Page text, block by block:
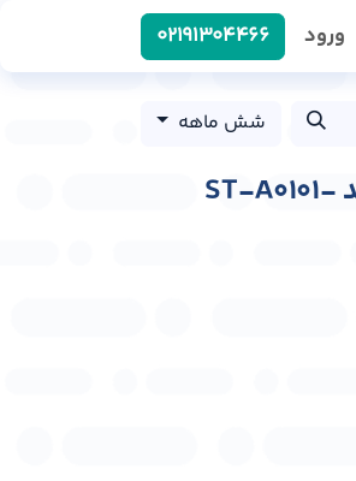
ورود 0219​1304466
شش ماهه
استرابورد بزرگراه رسالت شهر تهران کد ST-A0101-